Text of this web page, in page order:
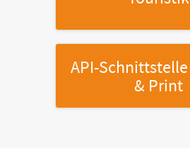
API-Schnittstelle
& Print